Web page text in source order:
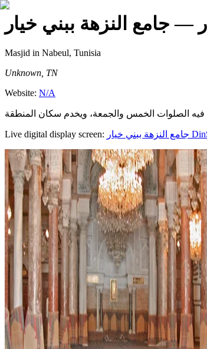
— جامع النزهة ببني خيار
Masjid in Nabeul, Tunisia
Unknown, TN
Website: N/A
Live digital display screen: جامع النزهة ببني خيار